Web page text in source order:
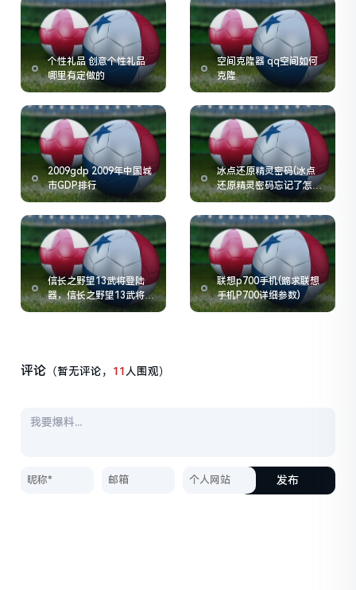
个性礼品 创意个性礼品
哪里有定做的
空间克隆器 qq空间如何
克隆
2009gdp 2009年中国城
市GDP排行
冰点还原精灵密码(冰点
还原精灵密码忘记了怎么
办)
信长之野望13武将登陆
器，信长之野望13武将登
陆器(本多那个)怎么用
联想p700手机(跪求联想
手机P700详细参数)
评论 （暂无评论， 11 人围观）
发布